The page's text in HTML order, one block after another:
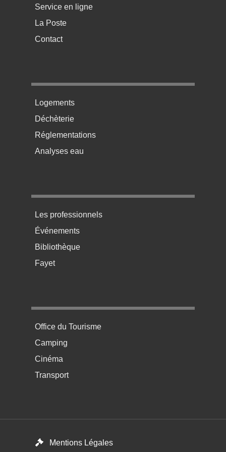
Service en ligne
La Poste
Contact
Menu pratique bas de page 2
Logements
Déchèterie
Réglementations
Analyses eau
Menu pratique bas de page 3
Les professionnels
Événements
Bibliothèque
Fayet
Menu pratique bas de page 4
Office du Tourisme
Camping
Cinéma
Transport
Mentions Légales